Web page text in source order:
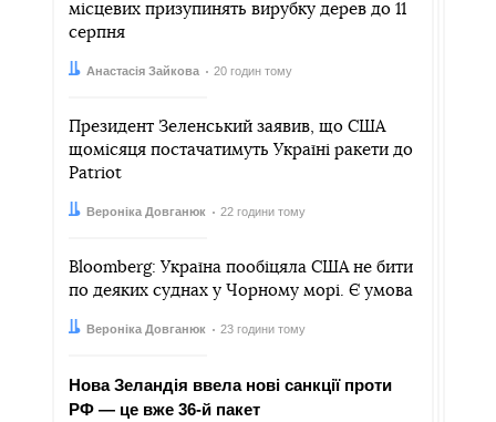
місцевих призупинять вирубку дерев до 11
серпня
Автор:Анастасія Зайкова
Дата: 20 годин тому
Президент Зеленський заявив, що США
щомісяця постачатимуть Україні ракети до
Patriot
Автор:
Вероніка Довганюк
Дата: 22 години тому
Bloomberg: Україна пообіцяла США не бити
по деяких суднах у Чорному морі. Є умова
Автор:
Вероніка Довганюк
Дата: 23 години тому
Нова Зеландія ввела нові санкції проти
РФ — це вже 36-й пакет